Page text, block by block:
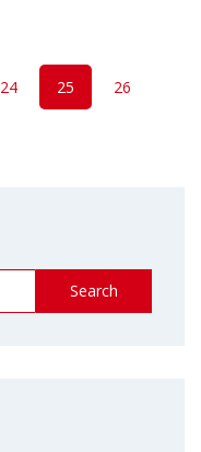
24 25 26
Search